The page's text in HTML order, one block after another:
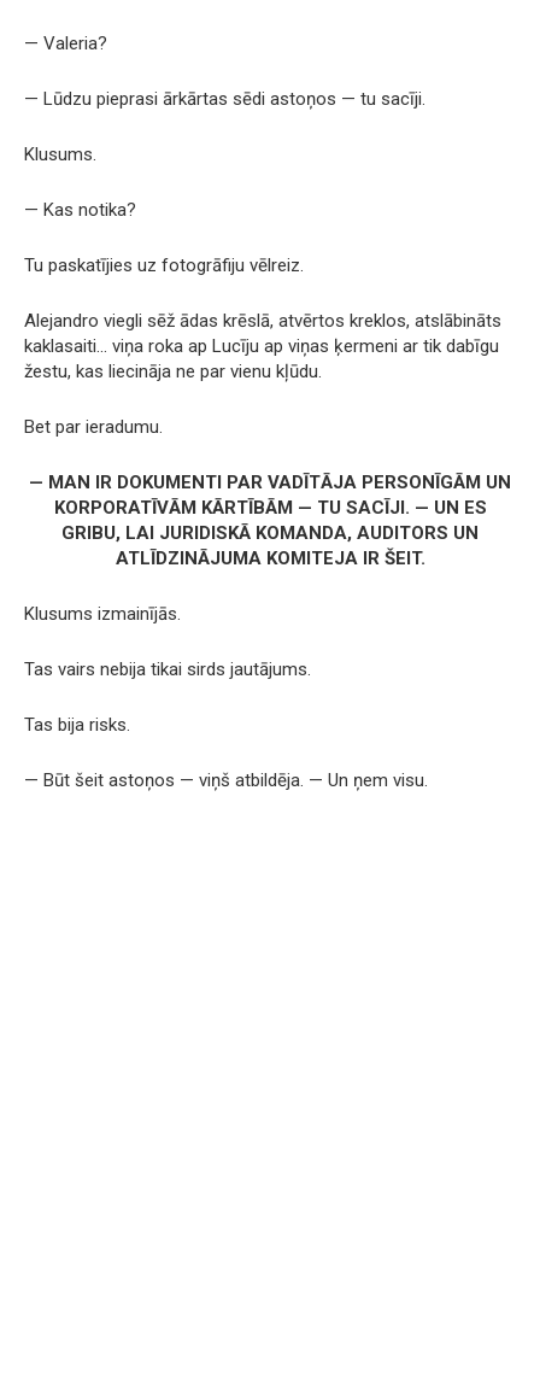
— Valeria?
— Lūdzu pieprasi ārkārtas sēdi astoņos — tu sacīji.
Klusums.
— Kas notika?
Tu paskatījies uz fotogrāfiju vēlreiz.
Alejandro viegli sēž ādas krēslā, atvērtos kreklos, atslābināts
kaklasaiti… viņa roka ap Lucīju ap viņas ķermeni ar tik dabīgu
žestu, kas liecināja ne par vienu kļūdu.
Bet par ieradumu.
— MAN IR DOKUMENTI PAR VADĪTĀJA PERSONĪGĀM UN
KORPORATĪVĀM KĀRTĪBĀM — TU SACĪJI. — UN ES
GRIBU, LAI JURIDISKĀ KOMANDA, AUDITORS UN
ATLĪDZINĀJUMA KOMITEJA IR ŠEIT.
Klusums izmainījās.
Tas vairs nebija tikai sirds jautājums.
Tas bija risks.
— Būt šeit astoņos — viņš atbildēja. — Un ņem visu.